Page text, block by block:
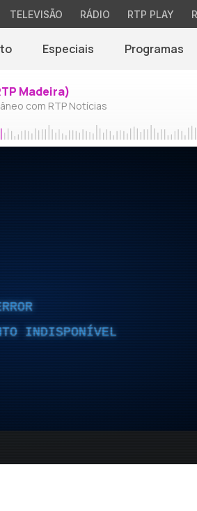
TELEVISÃO RÁDIO RTP PLAY
Especiais Programas
Madeira)
com RTP Notícias
INDISPONÍVEL